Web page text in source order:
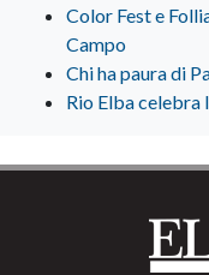
Color Fest e
Campo
Chi ha paura di
Rio Elba celebra